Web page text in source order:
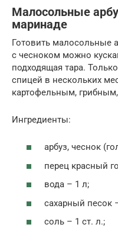
Малосольные
маринаде
Готовить малосольные
с чесноком можно
подходящая тара.
спицей в нескольких
картофельным,
Ингредиенты:
арбуз, чеснок
перец красный
вода – 1 л;
сахарный песок
соль – 1 ст. л.;